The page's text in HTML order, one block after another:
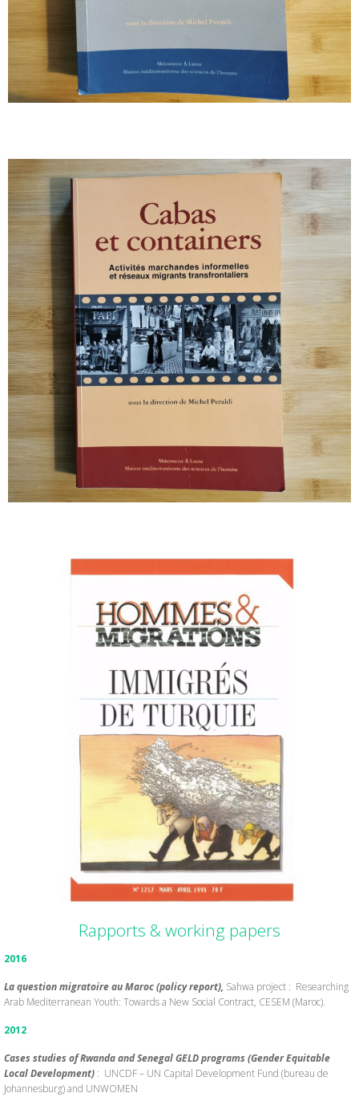
Rapports & working papers
2016
La question migratoire au Maroc (policy report), Sahwa project : Researching
Arab Mediterranean Youth: Towards a New Social Contract, CESEM (Maroc).
2012
Cases studies of Rwanda and Senegal GELD programs (Gender Equitable
Local Development) : UNCDF – UN Capital Development Fund (bureau de
Johannesburg) and UNWOMEN